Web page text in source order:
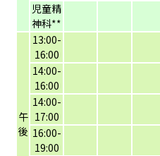
児童精
神科**
午
後
13:00-
16:00
14:00-
16:00
14:00-
17:00
16:00-
19:00